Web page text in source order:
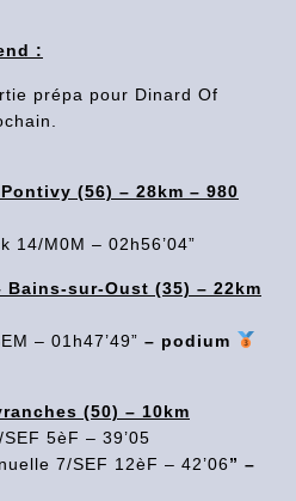
:
prépa pour Dinard Of
(56) – 28km – 980
14/M0M – 02h56’04”
sur-Oust (35) – 22km
– 01h47’49” – podium
(50) – 10km
5èF – 39’05
7/SEF 12èF – 42’06” –